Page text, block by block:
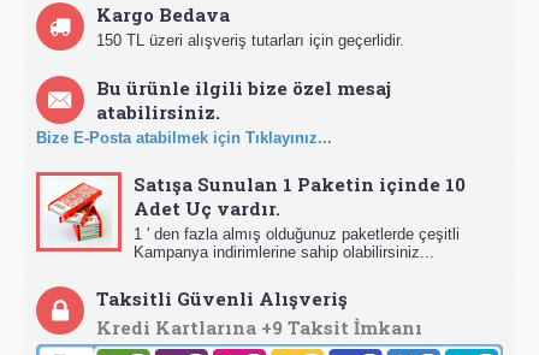
Kargo Bedava
150 TL üzeri alışveriş tutarları için geçerlidir.
Bu ürünle ilgili bize özel mesaj
atabilirsiniz.
Bize E-Posta atabilmek için Tıklayınız...
Satışa Sunulan 1 Paketin içinde 10
Adet Uç vardır.
1 ' den fazla almış olduğunuz paketlerde çeşitli
Kampanya indirimlerine sahip olabilirsiniz...
Taksitli Güvenli Alışveriş
Kredi Kartlarına +9 Taksit İmkanı